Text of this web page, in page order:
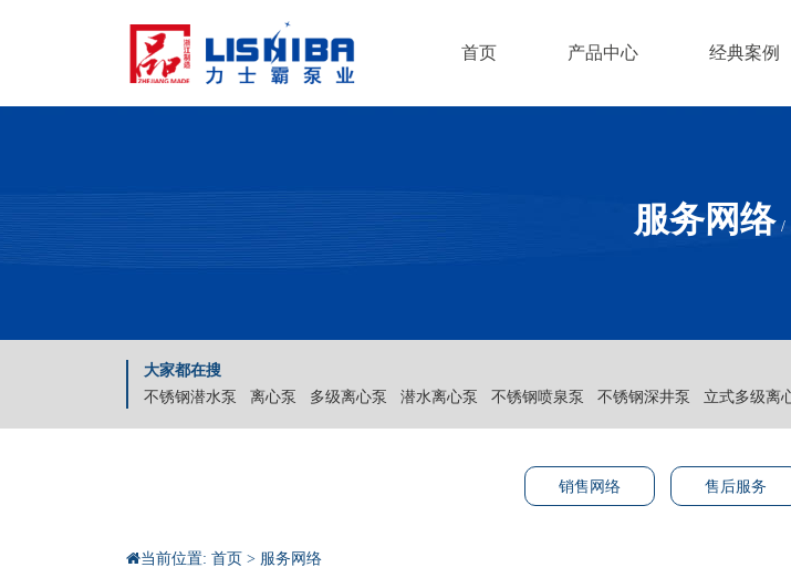
首页 产品中心 经典案例
服务网络 /
大家都在搜
不锈钢潜水泵
离心泵 多级离心泵 潜水离心泵 不锈钢喷泉泵 不锈钢深井泵 立式多级离
销售网络 售后服务
当前位置: 首页 > 服务网络